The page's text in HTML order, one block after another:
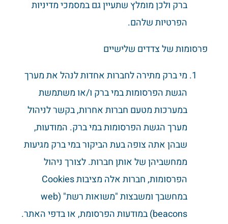
ברק ולכן מומלץ שתעיין גם במסמכי מדיניות
הפרטיות שלהם.
פרסומות של צדדים שלישיים
מי ברק מתירה לחברות אחדות לנהל את מערך
הגשת הפרסומות במי ברק ו/או משתמשת
במערכות מטעם חברות אחרות, בקשר לניהול
מערך הגשת הפרסומות במי ברק. המודעות,
שבהן אתה צופה בעת הביקור במי ברק מגיעות
ממחשביהן של אותן חברות. לצורך ניהול
הפרסומות, חברות אלה מציבות Cookies
במחשבך ומשבצות "משואות רשת" (web
beacons) במודעות הפרסומת, או בדפי האתר.